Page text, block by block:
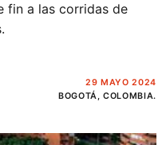
fin a las corridas de
29 MAYO 2024
BOGOTÁ, COLOMBIA.